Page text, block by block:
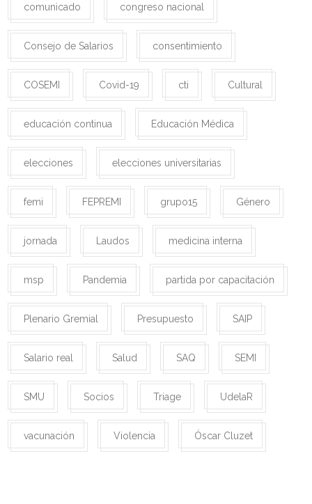
comunicado congreso nacional
Consejo de Salarios consentimiento
COSEMI Covid-19 cti Cultural
educación continua Educación Médica
elecciones elecciones universitarias
femi FEPREMI grupo15 Género
jornada Laudos medicina interna
msp Pandemia partida por capacitación
Plenario Gremial Presupuesto SAIP
Salario real Salud SAQ SEMI
SMU Socios Triage UdelaR
vacunación Violencia Óscar Cluzet